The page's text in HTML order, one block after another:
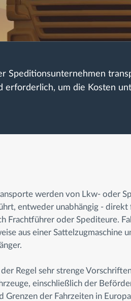
driver identification
Speditionsunternehmen
erforderlich, um die Kosten
werden von Lkw- oder
entweder unabhängig - direkt
Frachtführer oder Spediteure.
aus einer Sattelzugmaschine
der Regel sehr strenge
einschließlich der
Grenzen der Fahrzeiten in Europa